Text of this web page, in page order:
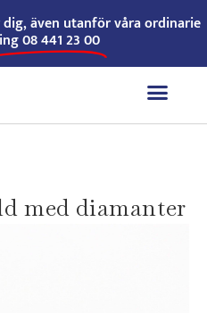
även utanför våra ordinarie
08 441 23 00
med diamanter